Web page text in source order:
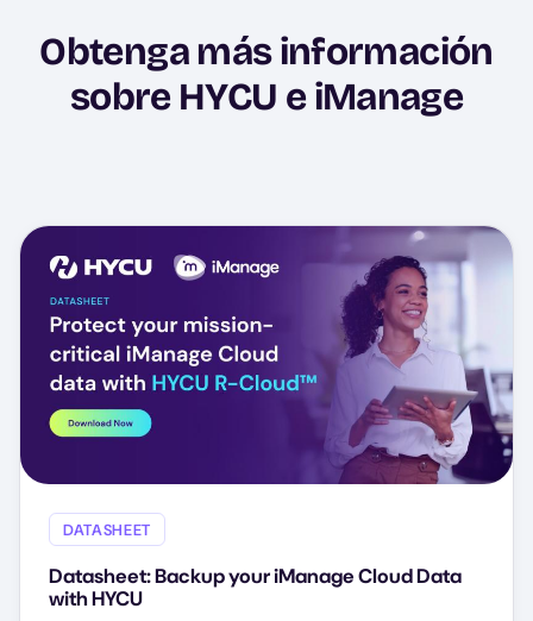
Obtenga más información
sobre HYCU e iManage
DATASHEET
Datasheet: Backup your iManage Cloud Data
with HYCU